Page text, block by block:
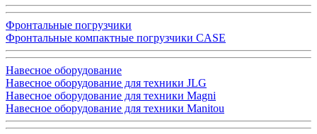
Фронтальные погрузчики
Фронтальные компактные погрузчики CASE
Навесное оборудование
Навесное оборудование для техники JLG
Навесное оборудование для техники Magni
Навесное оборудование для техники Manitou